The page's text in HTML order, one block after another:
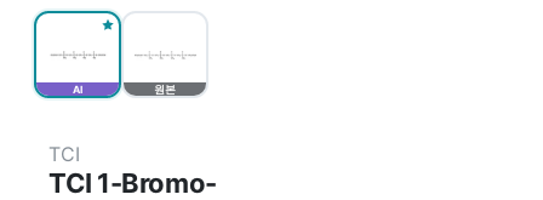
AI 원본
TCI
TCI 1-Bromo-